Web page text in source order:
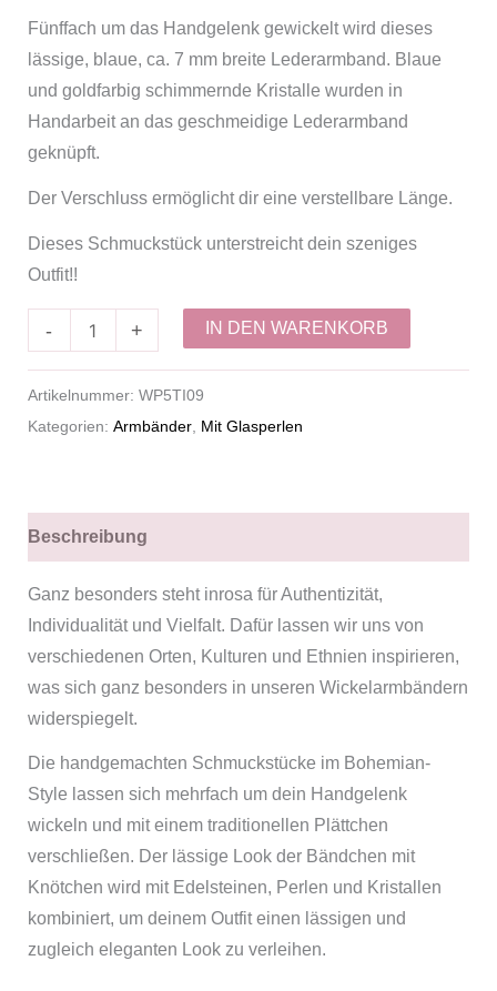
Fünffach um das Handgelenk gewickelt wird dieses
lässige, blaue, ca. 7 mm breite Lederarmband. Blaue
und goldfarbig schimmernde Kristalle wurden in
Handarbeit an das geschmeidige Lederarmband
geknüpft.
Der Verschluss ermöglicht dir eine verstellbare Länge.
Dieses Schmuckstück unterstreicht dein szeniges
Outfit!!
- + IN DEN WARENKORB
Artikelnummer: WP5TI09
Kategorien: Armbänder, Mit Glasperlen
Beschreibung
Ganz besonders steht inrosa für Authentizität,
Individualität und Vielfalt. Dafür lassen wir uns von
verschiedenen Orten, Kulturen und Ethnien inspirieren,
was sich ganz besonders in unseren Wickelarmbändern
widerspiegelt.
Die handgemachten Schmuckstücke im Bohemian-
Style lassen sich mehrfach um dein Handgelenk
wickeln und mit einem traditionellen Plättchen
verschließen. Der lässige Look der Bändchen mit
Knötchen wird mit Edelsteinen, Perlen und Kristallen
kombiniert, um deinem Outfit einen lässigen und
zugleich eleganten Look zu verleihen.